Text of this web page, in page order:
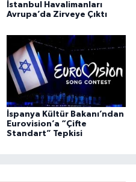
İstanbul Havalimanları
Avrupa’da Zirveye Çıktı
İspanya Kültür Bakanı’ndan
Eurovision’a “Çifte
Standart” Tepkisi